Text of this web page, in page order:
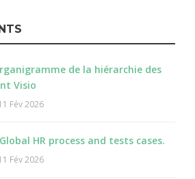
de la hiérarchie des
Visio
Fév 2026
Global HR process and tests cases.
Fév 2026